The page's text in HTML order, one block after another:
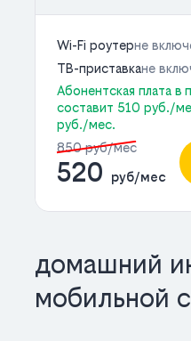
Wi-Fi роутерне
ТВ-приставкане
Абонентская плата в
составит 510 руб./
руб./мес.
850 руб/мес
520 руб/мес
домашний
мобильной